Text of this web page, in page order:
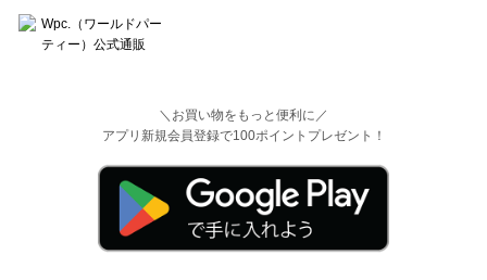
＼お買い物をもっと便利に／
アプリ新規会員登録で100ポイントプレゼント！